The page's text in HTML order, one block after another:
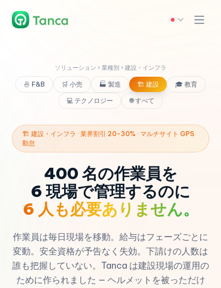
ソリューション › 業種別 › 建設・インフラ
🍜 F&B 🛒 小売 🏭 製造 🏗️ 建設 🎓 教育
💻 テクノロジー 🌐 すべて
🏗️ 建設・インフラ · 業界割引 20-30% · マルチサイト GPS
勤怠
400 名の作業員を
6 現場で管理するのに
6 人も必要ありません。
作業員は毎日現場を移動。給与はフェーズごとに
変動。安全資格が予告なく失効。下請けの人数は
誰も把握していない。Tanca は建設現場の運用の
ために作られました — ヘルメットを被っただけ